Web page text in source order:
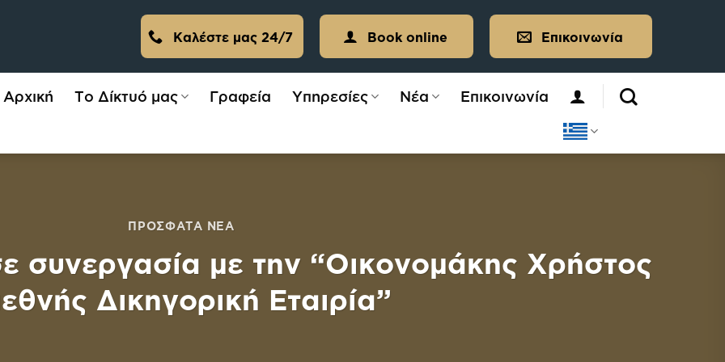
Καλέστε μας 24/7 Book online Επικοινωνία
Αρχική Το Δίκτυό μας Γραφεία Υπηρεσίες Νέα Επικοινωνία
ΠΡΌΣΦΑΤΑ ΝΈΑ
με την “Οικονομάκης Χρήστος
Δικηγορική Εταιρία”